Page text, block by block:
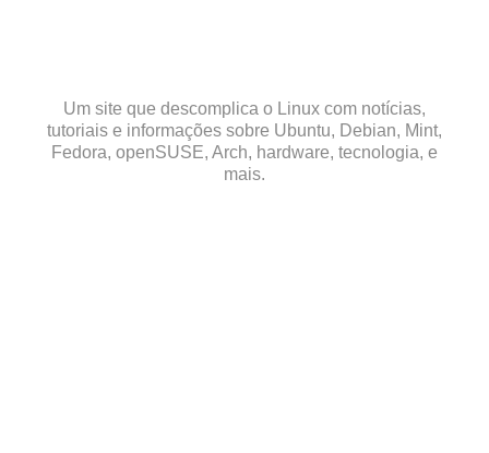
Um site que descomplica o Linux com notícias,
tutoriais e informações sobre Ubuntu, Debian, Mint,
Fedora, openSUSE, Arch, hardware, tecnologia, e
mais.